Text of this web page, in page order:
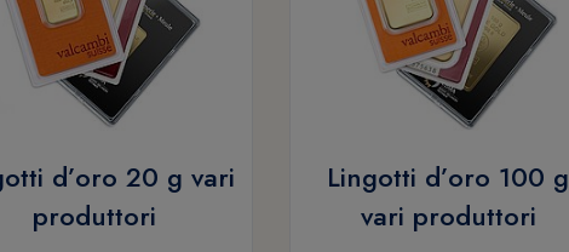
d’oro 20 g vari
produttori
Lingotti d’oro 100 g
vari produttori